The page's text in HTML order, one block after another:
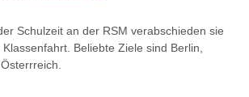
Schulzeit an der RSM verabschieden sie
Beliebte Ziele sind Berlin,